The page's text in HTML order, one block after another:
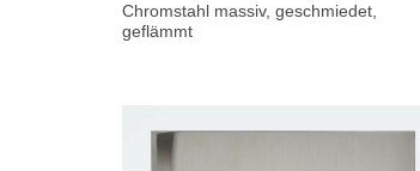
Chromstahl massiv, geschmiedet,
geflämmt